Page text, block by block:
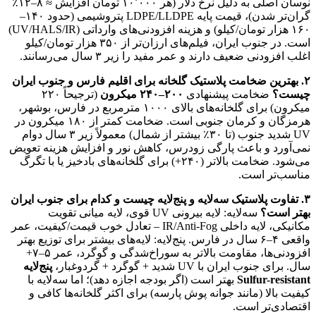
نوسان اصلی به دلیل نرخ دلار (هر ۱۰٬۰۰۰ تومان افزایش ≈ ۸–۱۲٪
گران‌تر شدن)، قیمت پایه LDPE/LLDPE پتروشیمی (حدود ۱۴۰–
۱۶۰ هزار تومان/کیلو) و هزینه افزودنی‌های وارداتی (UV/HALS/IR)
است. در جنوب ایران، فیلم‌های ارزان‌تر از ۳۵۰ هزار تومان/کیلو
اغلب افزودنی ضعیف دارند و عمر مفید را زیر ۳ سال می‌رسانند.
۲. بهترین ضخامت پلاستیک گلخانه برای اقلیم فارس و جنوب ایران
چیست؟ ضخامت پیشنهادی ۲۰۰–۲۴۰ میکرون
(ترجیحاً ۲۲۰
میکرون) برای گلخانه‌های بالای ۱۰۰۰ مترمربع در فارس، بوشهر،
هرمزگان و کرمان جنوبی است. ضخامت کمتر از ۱۸۰ میکرون در
UV شدید جنوب (تا ۳۰٪ بیشتر از شمال) معمولاً زیر ۳ سال دوام
نمی‌آورد و باعث پارگی زودرس، کاهش نور و افزایش هزینه تعویض
می‌شود. ضخامت بالاتر (۲۴۰+) برای گلخانه‌های بادخیز یا با تگرگ
مناسب‌تر است.
۳. تفاوت پلاستیک سه‌لایه و پنج‌لایه چیست و کدام برای جنوب ایران
بهتر است؟
سه‌لایه: لایه بیرونی UV قوی، لایه میانی تقویت
مکانیکی، لایه داخلی IR/Anti-Fog – تعادل خوب قیمت/کیفیت، عمر
واقعی ۴–۶ سال در فارس. پنج‌لایه: لایه‌های بیشتر برای توزیع بهتر
افزودنی‌ها، مقاومت بالاتر به سوراخ‌شدگی و گوگرد، عمر ۵–۷+
سال. برای جنوب ایران با UV شدید + گوگرد + گردوغبار،
پنج‌لایه
Sulfur-resistant بهتر است (اگر بودجه اجازه دهد)؛ اما سه‌لایه با
کیفیت بالا (مانند جوانه پوش پارسه) برای اکثر گلخانه‌ها کافی و
اقتصادی‌تر است.